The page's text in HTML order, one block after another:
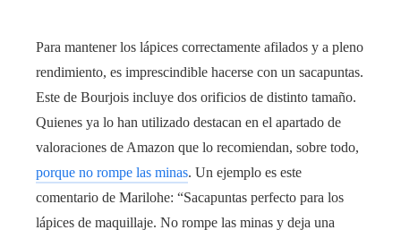
Para mantener los lápices correctamente afilados y a pleno
rendimiento, es imprescindible hacerse con un sacapuntas.
Este de Bourjois incluye dos orificios de distinto tamaño.
Quienes ya lo han utilizado destacan en el apartado de
valoraciones de Amazon que lo recomiendan, sobre todo,
porque no rompe las minas. Un ejemplo es este
comentario de Marilohe: “Sacapuntas perfecto para los
lápices de maquillaje. No rompe las minas y deja una